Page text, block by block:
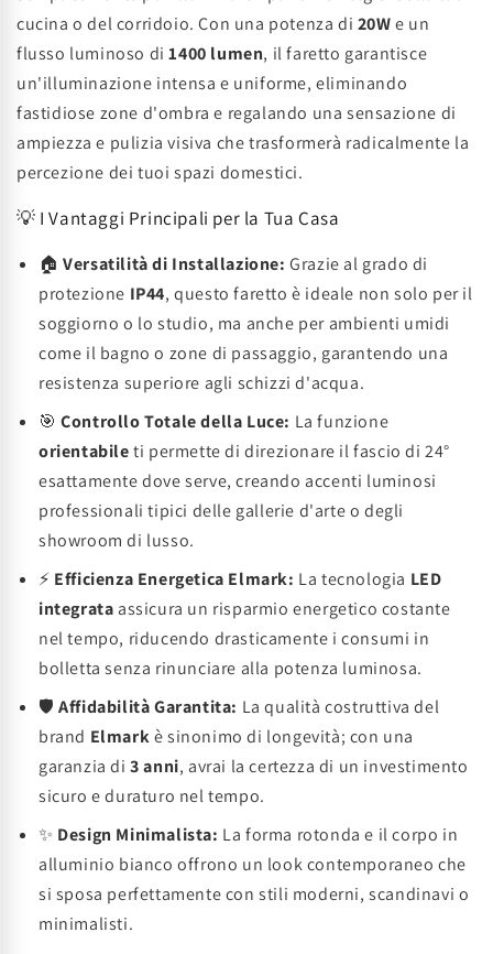
cucina o del corridoio. Con una potenza di 20We un
flusso luminoso di1400 lumen, il faretto garantisce
un'illuminazione intensa e uniforme, eliminando
fastidiose zone d'ombra e regalando una sensazione di
ampiezza e pulizia visiva che trasformerà radicalmente la
percezione dei tuoi spazi domestici.
💡 I Vantaggi Principali per la Tua Casa
🏠Versatilità di Installazione: Grazie al grado di
protezione IP44, questo faretto è ideale non solo per il
soggiorno o lo studio, ma anche per ambienti umidi
come il bagno o zone di passaggio, garantendo una
resistenza superiore agli schizzi d'acqua.
🎯Controllo Totale della Luce: La funzione
orientabileti permette di direzionare il fascio di 24°
esattamente dove serve, creando accenti luminosi
professionali tipici delle gallerie d'arte o degli
showroom di lusso.
⚡ Efficienza Energetica Elmark: La tecnologia LED
integrata assicura un risparmio energetico costante
nel tempo, riducendo drasticamente i consumi in
bolletta senza rinunciare alla potenza luminosa.
🛡️Affidabilità Garantita: La qualità costruttiva del
brand Elmarkè sinonimo di longevità; con una
garanzia di3 anni, avrai la certezza di un investimento
sicuro e duraturo nel tempo.
✨ Design Minimalista: La forma rotonda e il corpo in
alluminio bianco offrono un look contemporaneo che
si sposa perfettamente con stili moderni, scandinavi o
minimalisti.